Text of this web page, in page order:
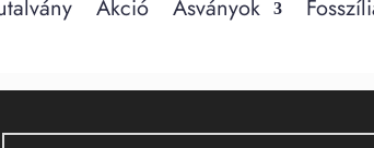
Akció Ásványok